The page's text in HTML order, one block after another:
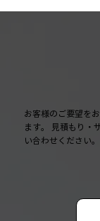
お客様のご要望を
ます。 見積もり・
い合わせください。